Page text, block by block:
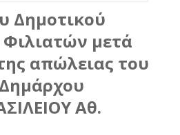
Δημοτικού
μετά
απώλειας του
Αθ.